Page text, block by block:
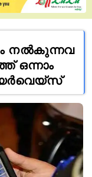
ന​ൽ​കു​ന്ന​വ​
ഒന്നാം